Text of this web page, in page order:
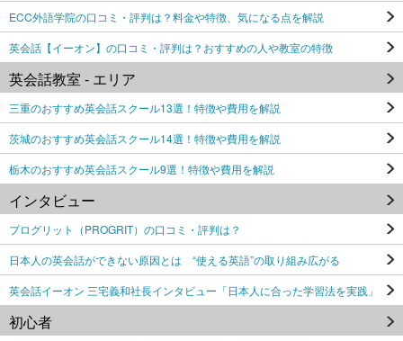
ECC外語学院の口コミ・評判は？料金や特徴、気になる点を解説
英会話【イーオン】の口コミ・評判は？おすすめの人や教室の特徴
英会話教室 - エリア
三重のおすすめ英会話スクール13選！特徴や費用を解説
茨城のおすすめ英会話スクール14選！特徴や費用を解説
栃木のおすすめ英会話スクール9選！特徴や費用を解説
インタビュー
プログリット（PROGRIT）の口コミ・評判は？
日本人の英会話ができない原因とは “使える英語”の取り組み広がる
英会話イーオン 三宅義和社長インタビュー「日本人に合った学習法を実践」
初心者